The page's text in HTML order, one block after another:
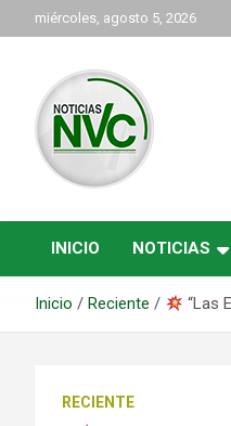
al
miércoles, agosto 5, 2026
NVC
INICIO NOTICIAS
Inicio Reciente “Las
RECIENTE